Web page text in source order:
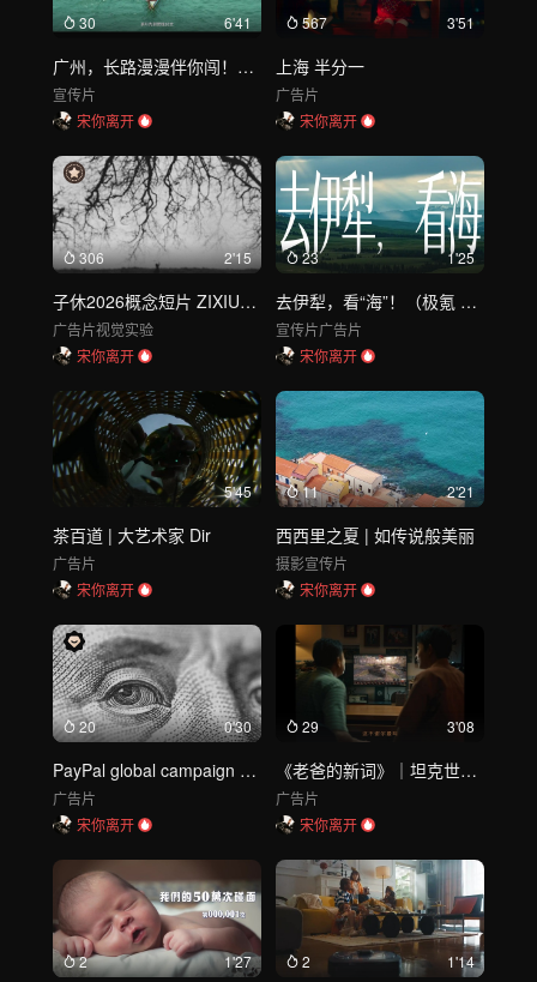
30 6'41
广州，长路漫漫伴你闯！（全运会开幕影片Dir）
宣传片
宋你离开
567 3'51
上海 半分一
广告片
宋你离开
306 2'15
子休2026概念短片 ZIXIU_Touch Wood
广告片视觉实验
宋你离开
23 1'25
去伊犁，看“海”！（极氪 × 星球研究所）
宣传片广告片
宋你离开
5'45
茶百道 | 大艺术家 Dir
广告片
宋你离开
11 2'21
西西里之夏 | 如传说般美丽
摄影宣传片
宋你离开
20 0'30
PayPal global campaign TVC ｜ 30秒版
广告片
宋你离开
29 3'08
《老爸的新词》｜坦克世界x父亲节
广告片
宋你离开
2 1'27 2 1'14